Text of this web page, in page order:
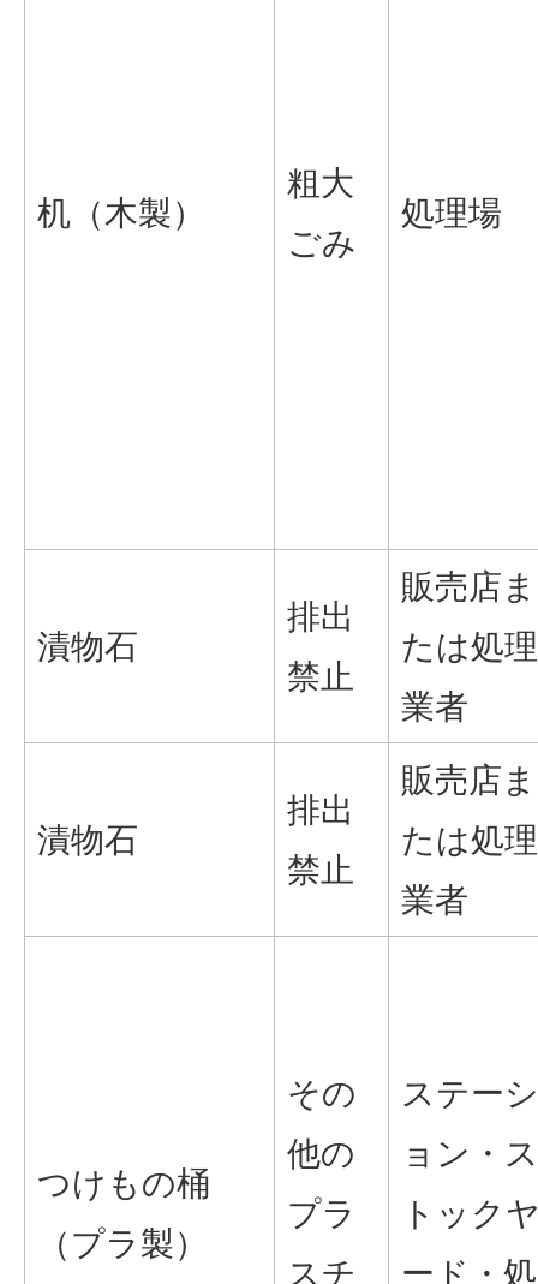
机（木製）
粗大
ごみ
処理場
漬物石
排出
禁止
販売店ま
たは処理
業者
漬物石
排出
禁止
販売店ま
たは処理
業者
つけもの桶
（プラ製）
その
他の
プラ
スチ
ステーシ
ョン・ス
トック
ード・処